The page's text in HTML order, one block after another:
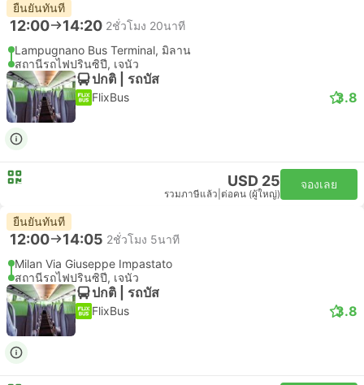
ยืนยันทันที
12:00 14:20 2ชั่วโมง 20นาที
Lampugnano Bus Terminal, มิลาน
สถานีรถไฟปรินซิปี, เจนัว
ปกติ | รถบัส
FlixBus 3.8
USD 25
รวมภาษีแล้ว ต่อคน (ผู้ใหญ่)
จองเลย
ยืนยันทันที
12:00 14:05 2ชั่วโมง 5นาที
Milan Via Giuseppe Impastato
สถานีรถไฟปรินซิปี, เจนัว
ปกติ | รถบัส
FlixBus 3.8